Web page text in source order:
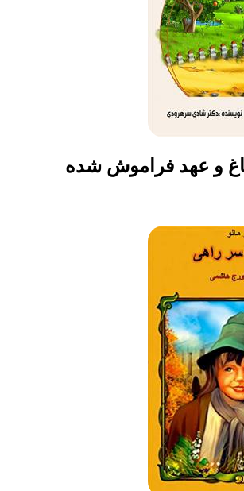
و عهد فراموش شده